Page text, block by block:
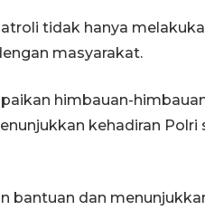
tidak hanya
masyarakat.
himbauan-
kehadiran Polri
bantuan dan